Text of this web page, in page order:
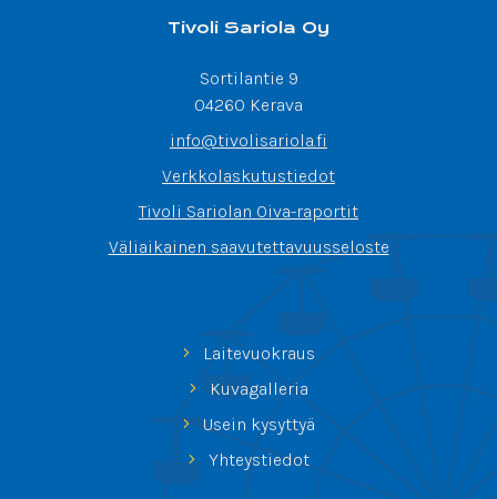
Tivoli Sariola Oy
Sortilantie 9
04260 Kerava
info@tivolisariola.fi
Verkkolaskutustiedot
Tivoli Sariolan Oiva-raportit
Väliaikainen saavutettavuusseloste
Laitevuokraus
Kuvagalleria
Usein kysyttyä
Yhteystiedot